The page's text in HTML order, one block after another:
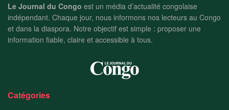
Le Journal du Congo est un média d’actualité congolaise
indépendant. Chaque jour, nous informons nos lecteurs au Congo
et dans la diaspora. Notre objectif est simple : proposer une
information fiable, claire et accessible à tous.
Catégories